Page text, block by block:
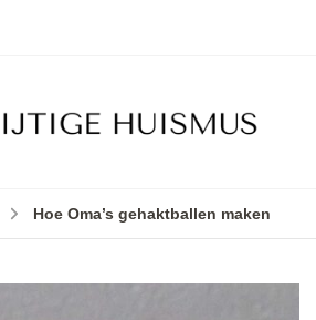
Hoe Oma’s gehaktballen maken